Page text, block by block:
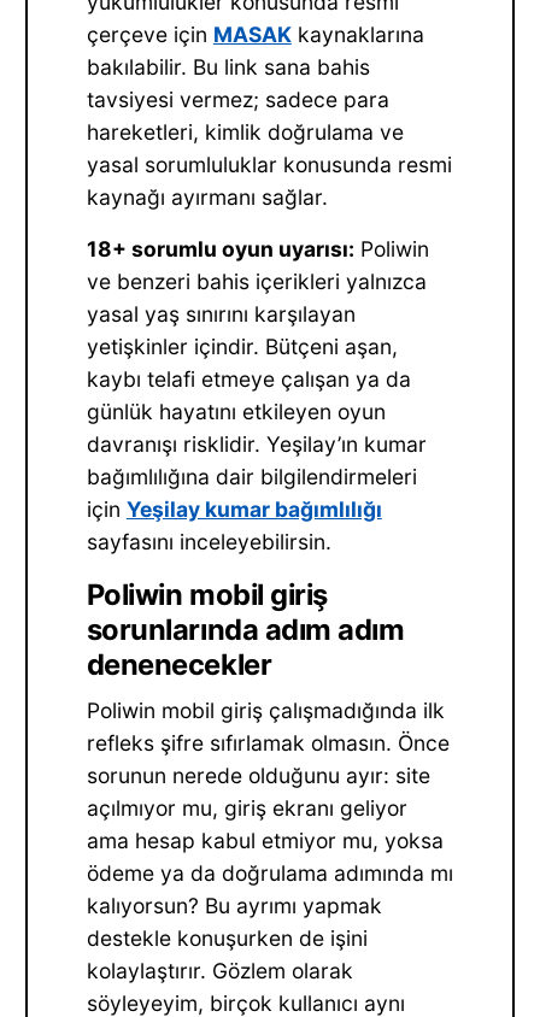
çerçeve için MASAKkaynaklarına
bakılabilir. Bu link sana bahis
tavsiyesi vermez; sadece para
hareketleri, kimlik doğrulama ve
yasal sorumluluklar konusunda resmi
kaynağı ayırmanı sağlar.
18+ sorumlu oyun uyarısı: Poliwin
ve benzeri bahis içerikleri yalnızca
yasal yaş sınırını karşılayan
yetişkinler içindir. Bütçeni aşan,
kaybı telafi etmeye çalışan ya da
günlük hayatını etkileyen oyun
davranışı risklidir. Yeşilay’ın kumar
bağımlılığına dair bilgilendirmeleri
için Yeşilay kumar bağımlılığı
sayfasını inceleyebilirsin.
Poliwin mobil giriş
sorunlarında adım adım
denenecekler
Poliwin mobil giriş çalışmadığında ilk
refleks şifre sıfırlamak olmasın. Önce
sorunun nerede olduğunu ayır: site
açılmıyor mu, giriş ekranı geliyor
ama hesap kabul etmiyor mu, yoksa
ödeme ya da doğrulama adımında mı
kalıyorsun? Bu ayrımı yapmak
destekle konuşurken de işini
kolaylaştırır. Gözlem olarak
söyleyeyim, birçok kullanıcı aynı